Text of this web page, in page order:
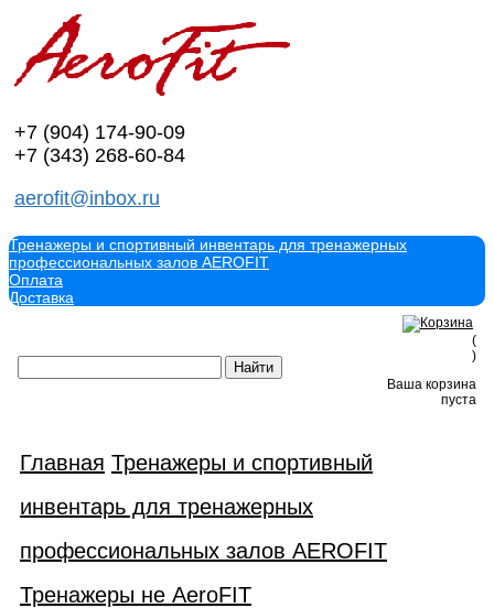
+7 (904) 174-90-09
+7 (343) 268-60-84
aerofit@inbox.ru
Тренажеры и спортивный инвентарь для тренажерных
профессиональных залов AEROFIT
Оплата
Доставка
(
)
Ваша корзина
пуста
Главная Тренажеры и спортивный
инвентарь для тренажерных
профессиональных залов AEROFIT
Тренажеры не AeroFIT